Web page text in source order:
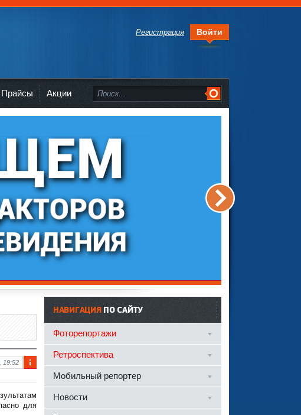
Регистрация Войти
Прайсы Акции
фо
аци
я к
19:52
для
НАВИГАЦИЯПО САЙТУ
Фоторепортажи
Ретроспектива
Мобильный репортер
Новости